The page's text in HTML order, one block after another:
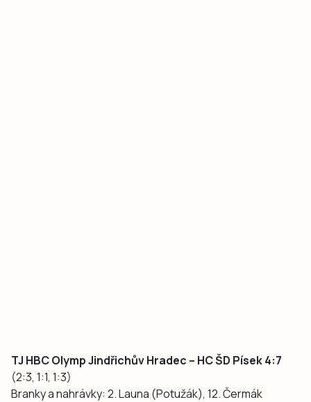
TJ HBC Olymp Jindřichův Hradec – HC ŠD Písek 4:7
(2:3, 1:1, 1:3)
Branky a nahrávky: 2. Launa (Potužák), 12. Čermák